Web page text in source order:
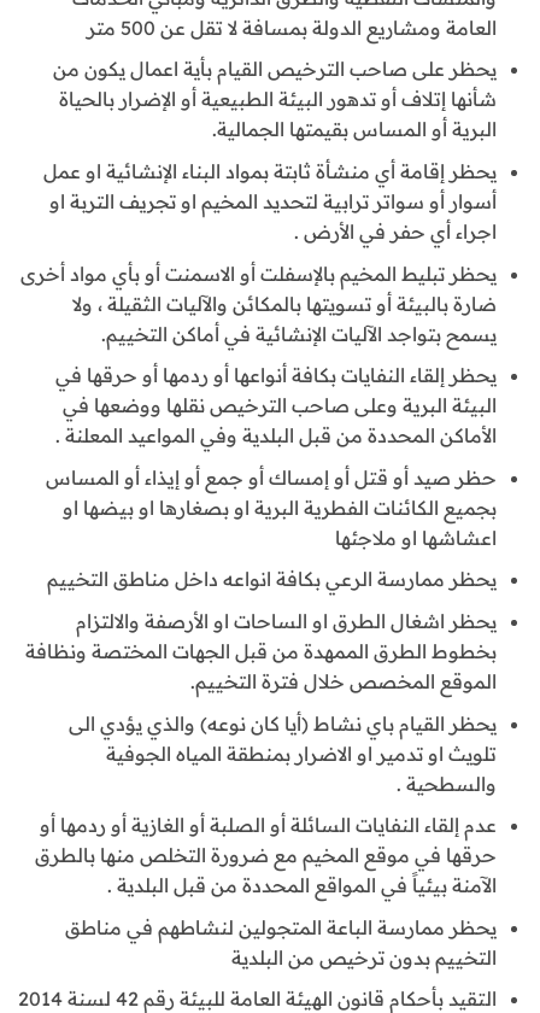
العامة ومشاريع الدولة بمسافة لا تقل عن 500 متر
يحظر على صاحب الترخيص القيام بأية اعمال يكون من
شأنها إتلاف أو تدهور البيئة الطبيعية أو الإضرار بالحياة
البرية أو المساس بقيمتها الجمالية.
يحظر إقامة أي منشأة ثابتة بمواد البناء الإنشائية او عمل
أسوار أو سواتر ترابية لتحديد المخيم او تجريف التربة او
اجراء أي حفر في الأرض .
يحظر تبليط المخيم بالإسفلت أو الاسمنت أو بأي مواد أخرى
ضارة بالبيئة أو تسويتها بالمكائن والآليات الثقيلة ، ولا
يسمح بتواجد الآليات الإنشائية في أماكن التخييم.
يحظر إلقاء النفايات بكافة أنواعها أو ردمها أو حرقها في
البيئة البرية وعلى صاحب الترخيص نقلها ووضعها في
الأماكن المحددة من قبل البلدية وفي المواعيد المعلنة .
حظر صيد أو قتل أو إمساك أو جمع أو إيذاء أو المساس
بجميع الكائنات الفطرية البرية او بصغارها او بيضها او
اعشاشها او ملاجئها
يحظر ممارسة الرعي بكافة انواعه داخل مناطق التخييم
يحظر اشغال الطرق او الساحات او الأرصفة والالتزام
بخطوط الطرق الممهدة من قبل الجهات المختصة ونظافة
الموقع المخصص خلال فترة التخييم.
يحظر القيام باي نشاط (أيا كان نوعه) والذي يؤدي الى
تلويث او تدمير او الاضرار بمنطقة المياه الجوفية
والسطحية .
عدم إلقاء النفايات السائلة أو الصلبة أو الغازية أو ردمها أو
حرقها في موقع المخيم مع ضرورة التخلص منها بالطرق
الآمنة بيئياً في المواقع المحددة من قبل البلدية .
يحظر ممارسة الباعة المتجولين لنشاطهم في مناطق
التخييم بدون ترخيص من البلدية
التقيد بأحكام قانون الهيئة العامة للبيئة رقم 42 لسنة 2014